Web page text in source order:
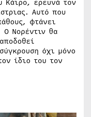
Κάιρο, ερευνά τον
Αυτό που
φτάνει
Ο Νορέντιν θα
όχι μόνο
ίδιο του τον